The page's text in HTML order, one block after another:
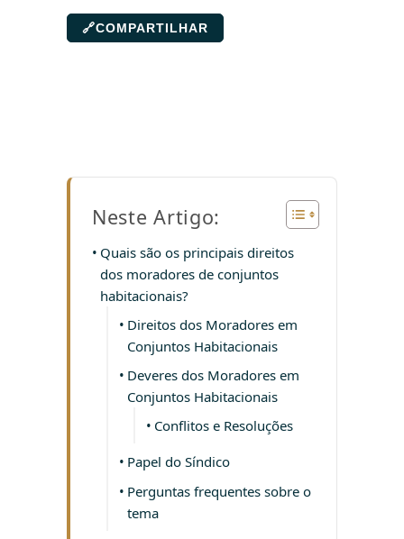
🔗COMPARTILHAR
Neste Artigo:
Quais são os principais direitos
dos moradores de conjuntos
habitacionais?
Direitos dos Moradores em
Conjuntos Habitacionais
Deveres dos Moradores em
Conjuntos Habitacionais
Conflitos e Resoluções
Papel do Síndico
Perguntas frequentes sobre o
tema